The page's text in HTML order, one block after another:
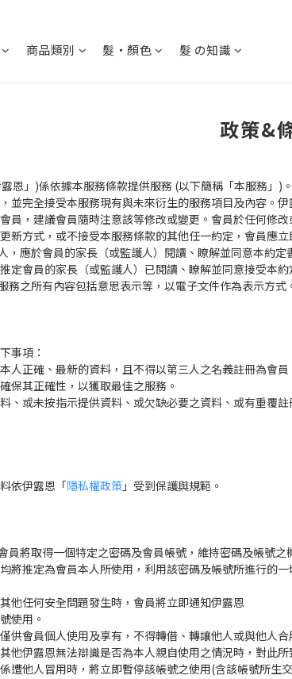
商品類別 髮・顏色 髮 の知識
政策&
恩」)係依據本服務條款提供服務 (以下簡稱「本服務」
並完全接受本服務現有與未來衍生的服務項目及內容。
員，建議會員隨時注意該等修改或變更。會員於任何修
新方式，或不接受本服務條款的其他任一約定，會員應立
，應於會員的家長（或監護人）閱讀、瞭解並同意本約
定會員的家長（或監護人）已閱讀、瞭解並同意接受本
務之所有內容包括意思表示等，以電子文件作為表示方式
事項：
人正確、最新的資料，且不得以第三人之名義註冊為會
保其正確性，以獲取最佳之服務。
、或未按指示提供資料、或欠缺必要之資料、或有重覆
依伊露恩「隱私權政策 」受到保護與規範。
員將取得一個特定之密碼及會員帳號，維持密碼及帳號
將推定為會員本人所使用，利用該密碼及帳號所進行的
他任何安全問題發生時，會員將立即通知伊露恩
使用。
供會員個人使用及享有，不得轉借、轉讓他人或與他人合
他伊露恩無法辯識是否為本人親自使用之情況時，對此
遭他人冒用時，將立即暫停該帳號之使用(含該帳號所生